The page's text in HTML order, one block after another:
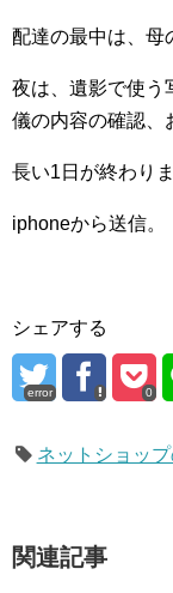
配達の最中は、母
夜は、遺影で使う
儀の内容の確認、
長い1日が終わりま
iphoneから送信。
シェアする
error 0
ネットショッ
関連記事